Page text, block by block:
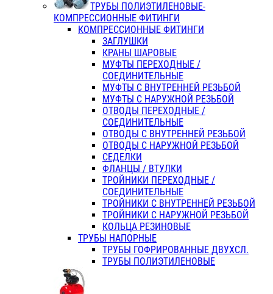
ТРУБЫ ПОЛИЭТИЛЕНОВЫЕ-
КОМПРЕССИОННЫЕ ФИТИНГИ
КОМПРЕССИОННЫЕ ФИТИНГИ
ЗАГЛУШКИ
КРАНЫ ШАРОВЫЕ
МУФТЫ ПЕРЕХОДНЫЕ /
СОЕДИНИТЕЛЬНЫЕ
МУФТЫ С ВНУТРЕННЕЙ РЕЗЬБОЙ
МУФТЫ С НАРУЖНОЙ РЕЗЬБОЙ
ОТВОДЫ ПЕРЕХОДНЫЕ /
СОЕДИНИТЕЛЬНЫЕ
ОТВОДЫ С ВНУТРЕННЕЙ РЕЗЬБОЙ
ОТВОДЫ С НАРУЖНОЙ РЕЗЬБОЙ
СЕДЕЛКИ
ФЛАНЦЫ / ВТУЛКИ
ТРОЙНИКИ ПЕРЕХОДНЫЕ /
СОЕДИНИТЕЛЬНЫЕ
ТРОЙНИКИ С ВНУТРЕННЕЙ РЕЗЬБОЙ
ТРОЙНИКИ С НАРУЖНОЙ РЕЗЬБОЙ
КОЛЬЦА РЕЗИНОВЫЕ
ТРУБЫ НАПОРНЫЕ
ТРУБЫ ГОФРИРОВАННЫЕ ДВУХСЛ.
ТРУБЫ ПОЛИЭТИЛЕНОВЫЕ